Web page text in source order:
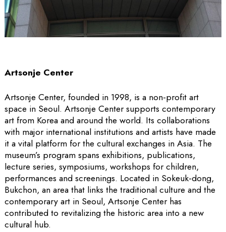
Artsonje Center
Artsonje Center, founded in 1998, is a non-profit art
space in Seoul. Artsonje Center supports contemporary
art from Korea and around the world. Its collaborations
with major international institutions and artists have made
it a vital platform for the cultural exchanges in Asia. The
museum’s program spans exhibitions, publications,
lecture series, symposiums, workshops for children,
performances and screenings. Located in Sokeuk-dong,
Bukchon, an area that links the traditional culture and the
contemporary art in Seoul, Artsonje Center has
contributed to revitalizing the historic area into a new
cultural hub.